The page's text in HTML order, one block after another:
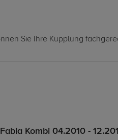
Sie Ihre Kupplung
Kombi 04.2010 -